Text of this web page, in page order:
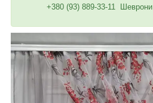
+380 (93) 889-33-11 Шеврони